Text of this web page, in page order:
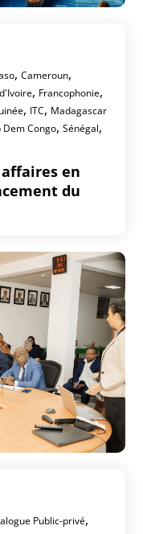
,Cameroun,
, Francophonie,
, ITC, Madagascar
Dem Congo,Sénégal,
en
du
Public-privé,